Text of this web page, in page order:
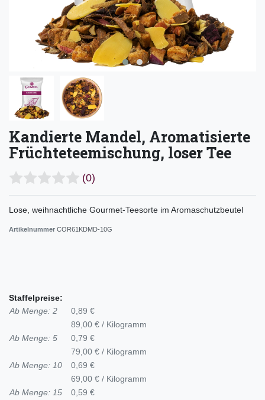
Kandierte Mandel, Aromatisierte
Früchteteemischung, loser Tee
(0)
Lose, weihnachtliche Gourmet-Teesorte im Aromaschutzbeutel
Artikelnummer COR61KDMD-10G
Staffelpreise:
Ab Menge: 2
0,89 €
89,00 € / Kilogramm
Ab Menge: 5
0,79 €
79,00 € / Kilogramm
Ab Menge: 10
0,69 €
69,00 € / Kilogramm
Ab Menge: 15
0,59 €